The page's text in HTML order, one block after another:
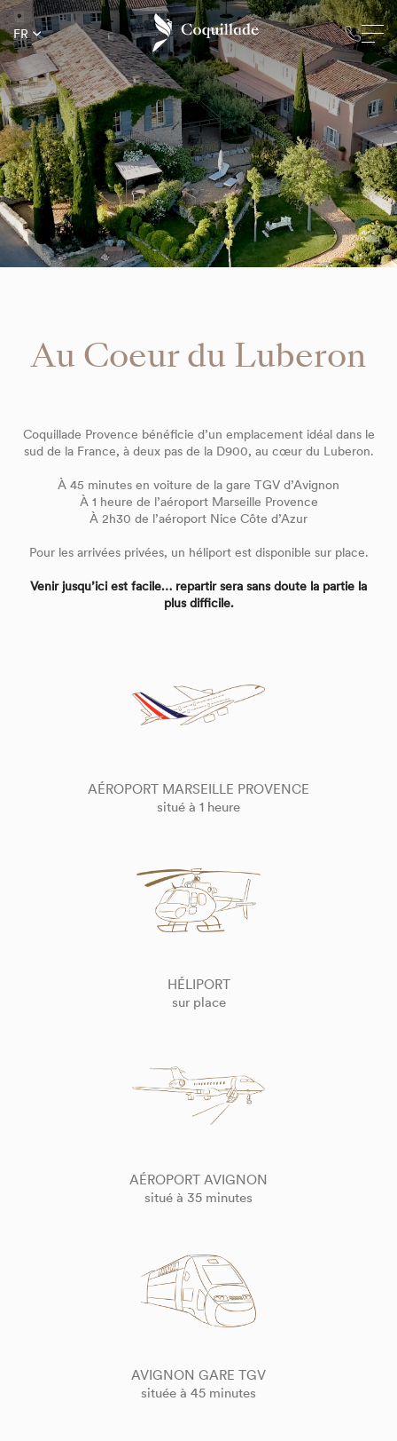
FR
Au Coeur du Luberon
Coquillade Provence bénéficie d’un emplacement idéal dans le
sud de la France, à deux pas de la D900, au cœur du Luberon.
À 45 minutes en voiture de la gare TGV d’Avignon
À 1 heure de l’aéroport Marseille Provence
À 2h30 de l’aéroport Nice Côte d’Azur
Pour les arrivées privées, un héliport est disponible sur place.
Venir jusqu’ici est facile… repartir sera sans doute la partie la
plus difficile.
AÉROPORT MARSEILLE PROVENCE
situé à 1 heure
HÉLIPORT
sur place
AÉROPORT AVIGNON
situé à 35 minutes
AVIGNON GARE TGV
située à 45 minutes